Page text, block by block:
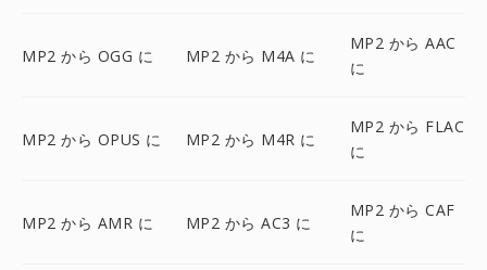
MP2 から OGG に MP2 から M4A に
MP2 から AAC
に
MP2 から OPUS に MP2 から M4R に
MP2 から FLAC
に
MP2 から AMR に MP2 から AC3 に
MP2 から CAF
に